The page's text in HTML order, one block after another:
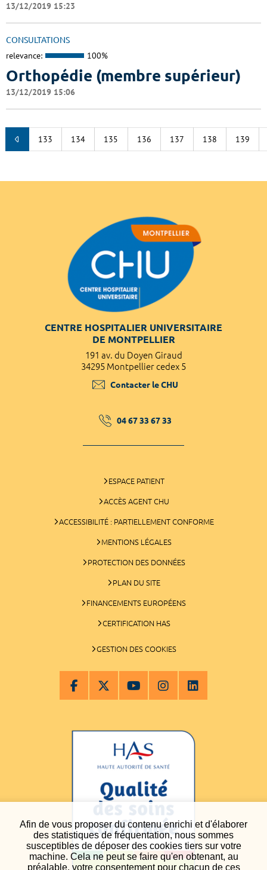
Afin de vous proposer du contenu enrichi et d'élaborer
des statistiques de fréquentation, nous sommes
susceptibles de déposer des cookies tiers sur votre
machine. Cela ne peut se faire qu'en obtenant, au
préalable, votre consentement pour chacun de ces
13/12/2019 15:23
CONSULTATIONS
relevance: 100%
Orthopédie (membre supérieur)
13/12/2019 15:06
133 134 135 136 137 138 139
CENTRE HOSPITALIER UNIVERSITAIRE
DE MONTPELLIER
191 av. du Doyen Giraud
34295 Montpellier cedex 5
Contacter le CHU
04 67 33 67 33
ESPACE PATIENT
ACCÈS AGENT CHU
ACCESSIBILITÉ : PARTIELLEMENT CONFORME
MENTIONS LÉGALES
PROTECTION DES DONNÉES
PLAN DU SITE
FINANCEMENTS EUROPÉENS
CERTIFICATION HAS
GESTION DES COOKIES